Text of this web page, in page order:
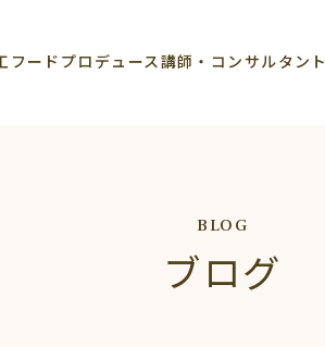
フードプロデュース講師・コンサルタント
BLOG
ブログ